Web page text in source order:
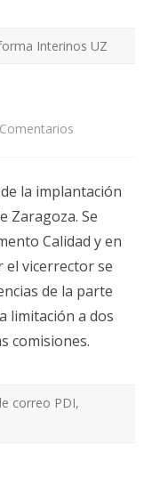
Interinos UZ
Comentarios
la implantación
Zaragoza. Se
Calidad y en
el vicerrector se
de la parte
limitación a dos
comisiones.
correo PDI,